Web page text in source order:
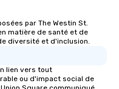
ensuring there is
Different Types of
several renowned
convenient outing,
par The Westin St.
matière de santé et de
diversité et d'inclusion.
lien vers tout
ou d'impact social de